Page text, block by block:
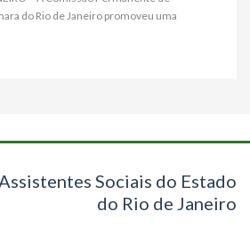
do Rio de Janeiro promoveu uma
Sociais do Estado
do Rio de Janeiro